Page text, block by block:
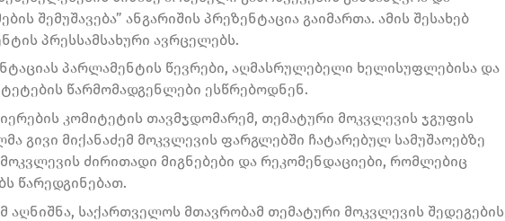
შემუშავება” ანგარიშის პრეზენტაცია გაიმართა. ამის შესახებ
პრესსამსახური ავრცელებს.
პარლამენტის წევრები, აღმასრულებელი ხელისუფლებისა და
წარმომადგენლები ესწრებოდნენ.
კომიტეტის თავმჯდომარემ, თემატური მოკვლევის ჯგუფის
გივი მიქანაძემ მოკვლევის ფარგლებში ჩატარებულ სამუშაოებზე
მოკვლევის ძირითადი მიგნებები და რეკომენდაციები, რომლებიც
წარედგინებათ.
აღნიშნა, საქართველოს მთავრობამ თემატური მოკვლევის შედეგების